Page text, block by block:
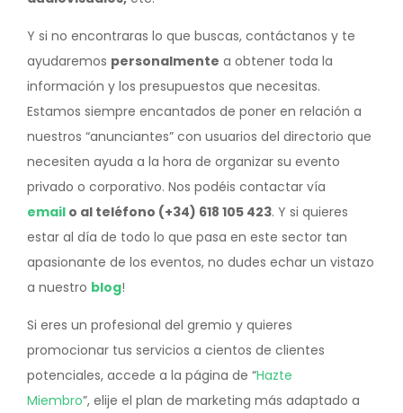
Y si no encontraras lo que buscas, contáctanos y te
ayudaremos personalmente a obtener toda la
información y los presupuestos que necesitas.
Estamos siempre encantados de poner en relación a
nuestros “anunciantes” con usuarios del directorio que
necesiten ayuda a la hora de organizar su evento
privado o corporativo. Nos podéis contactar vía
email o al teléfono (+34) 618 105 423. Y si quieres
estar al día de todo lo que pasa en este sector tan
apasionante de los eventos, no dudes echar un vistazo
a nuestro blog!
Si eres un profesional del gremio y quieres
promocionar tus servicios a cientos de clientes
potenciales, accede a la página de “Hazte
Miembro”, elije el plan de marketing más adaptado a